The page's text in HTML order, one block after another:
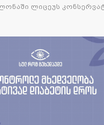
ლიცეუს